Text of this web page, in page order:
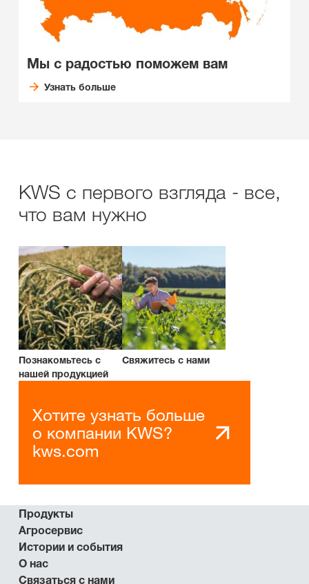
Мы с радостью поможем вам
Узнать больше
KWS с первого взгляда - все,
что вам нужно
Познакомьтесь с
нашей продукцией
Свяжитесь с нами
Хотите узнать больше
о компании KWS?
kws.com
Продукты
Агросервис
Истории и события
О нас
Связаться с нами